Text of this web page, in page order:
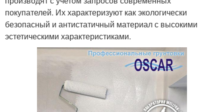
покупателей. Их характеризуют как экологически
безопасный и антистатичный материал с высокими
эстетическими характеристиками.